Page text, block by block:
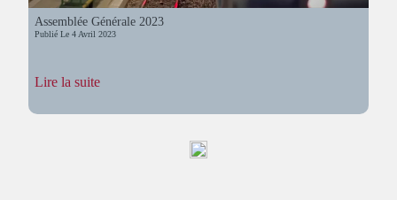
Assemblée Générale 2023
Publié Le4 Avril 2023
Lire la suite:
Générale